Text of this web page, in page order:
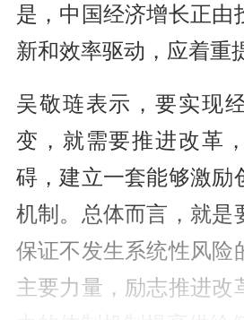
是，中国经济增长正由
新和效率驱动，应着重
吴敬琏表示，要实现
变，就需要推进改革
碍，建立一套能够激励
机制。总体而言，就是
保证不发生系统性风险
主要力量，励志推进改